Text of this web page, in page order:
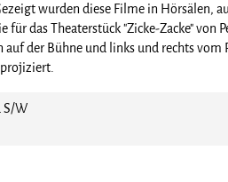
wurden diese Filme in Hörsälen,
für das Theaterstück "Zicke-Zacke"
auf der Bühne und links und rechts
S/W